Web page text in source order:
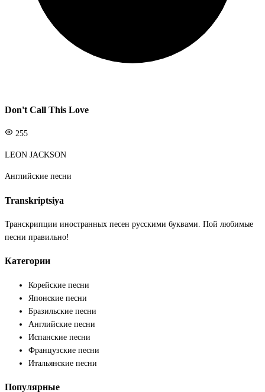
Don't Call This Love
255
LEON JACKSON
Английские песни
Transkriptsiya
Транскрипции иностранных песен русскими буквами. Пой любимые
песни правильно!
Категории
Корейские песни
Японские песни
Бразильские песни
Английские песни
Испанские песни
Французские песни
Итальянские песни
Популярные